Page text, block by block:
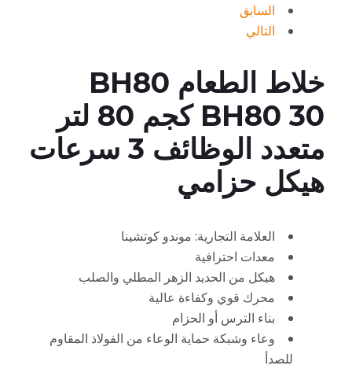
السابق
التالي
خلاط الطعام BH80
BH80 30 كجم 80 لتر
متعدد الوظائف 3 سرعات
هيكل حزامي
العلامة التجارية: موندو كوتشينا
معدات احترافية
هيكل من الحديد الزهر المطلي والصلب
محرك قوي وكفاءة عالية
بناء الترس أو الحزام
وعاء وشبكة حماية الوعاء من الفولاذ المقاوم
للصدأ